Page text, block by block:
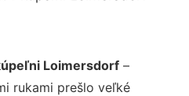
Loimersdorf –
rukami prešlo veľké